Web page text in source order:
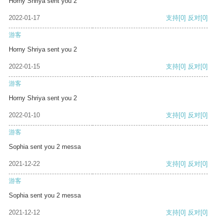
2022-01-17 支持[0] 反对[0]
游客
Horny Shriya sent you 2
2022-01-15 支持[0] 反对[0]
游客
Horny Shriya sent you 2
2022-01-10 支持[0] 反对[0]
游客
Sophia sent you 2 messa
2021-12-22 支持[0] 反对[0]
游客
Sophia sent you 2 messa
2021-12-12 支持[0] 反对[0]